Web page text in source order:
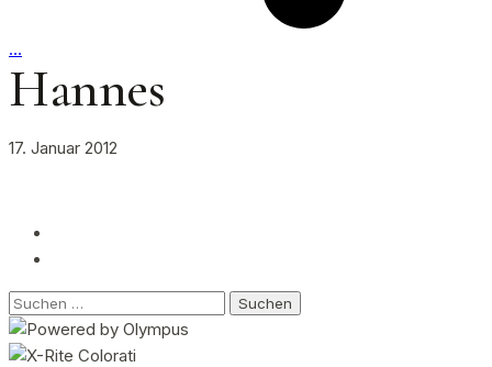
…
Hannes
17. Januar 2012
Suchen
nach: